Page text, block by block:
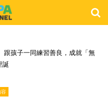
跟孩子一同練習善良，成就「無
誕
容